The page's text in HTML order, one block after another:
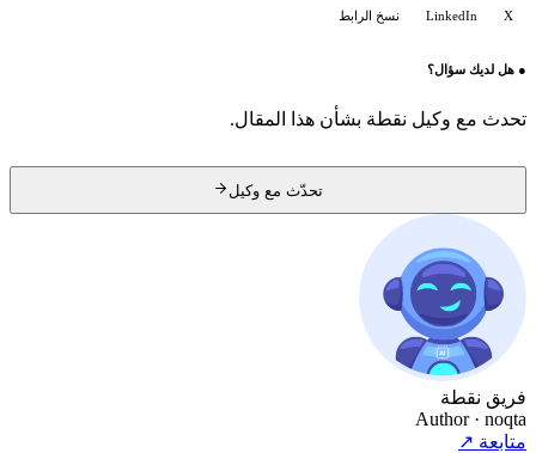
LinkedIn نسخ الرابط
●هل لديك سؤال؟
تحدث مع وكيل نقطة بشأن هذا المقال.
تحدّث مع وكيل
فريق نقطة
Author · noqta
متابعة↗